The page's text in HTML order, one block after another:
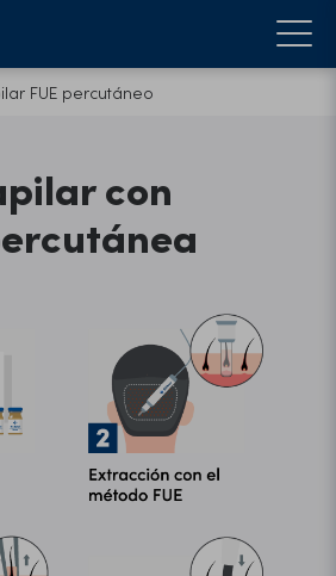
FUE percutáneo
con